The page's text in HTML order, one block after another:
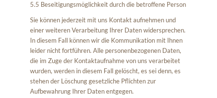
5.5 Beseitigungsmöglichkeit durch die betroffene Person
Sie können jederzeit mit uns Kontakt aufnehmen und
einer weiteren Verarbeitung Ihrer Daten widersprechen.
In diesem Fall können wir die Kommunikation mit Ihnen
leider nicht fortführen. Alle personenbezogenen Daten,
die im Zuge der Kontaktaufnahme von uns verarbeitet
wurden, werden in diesem Fall gelöscht, es sei denn, es
stehen der Löschung gesetzliche Pflichten zur
Aufbewahrung Ihrer Daten entgegen.